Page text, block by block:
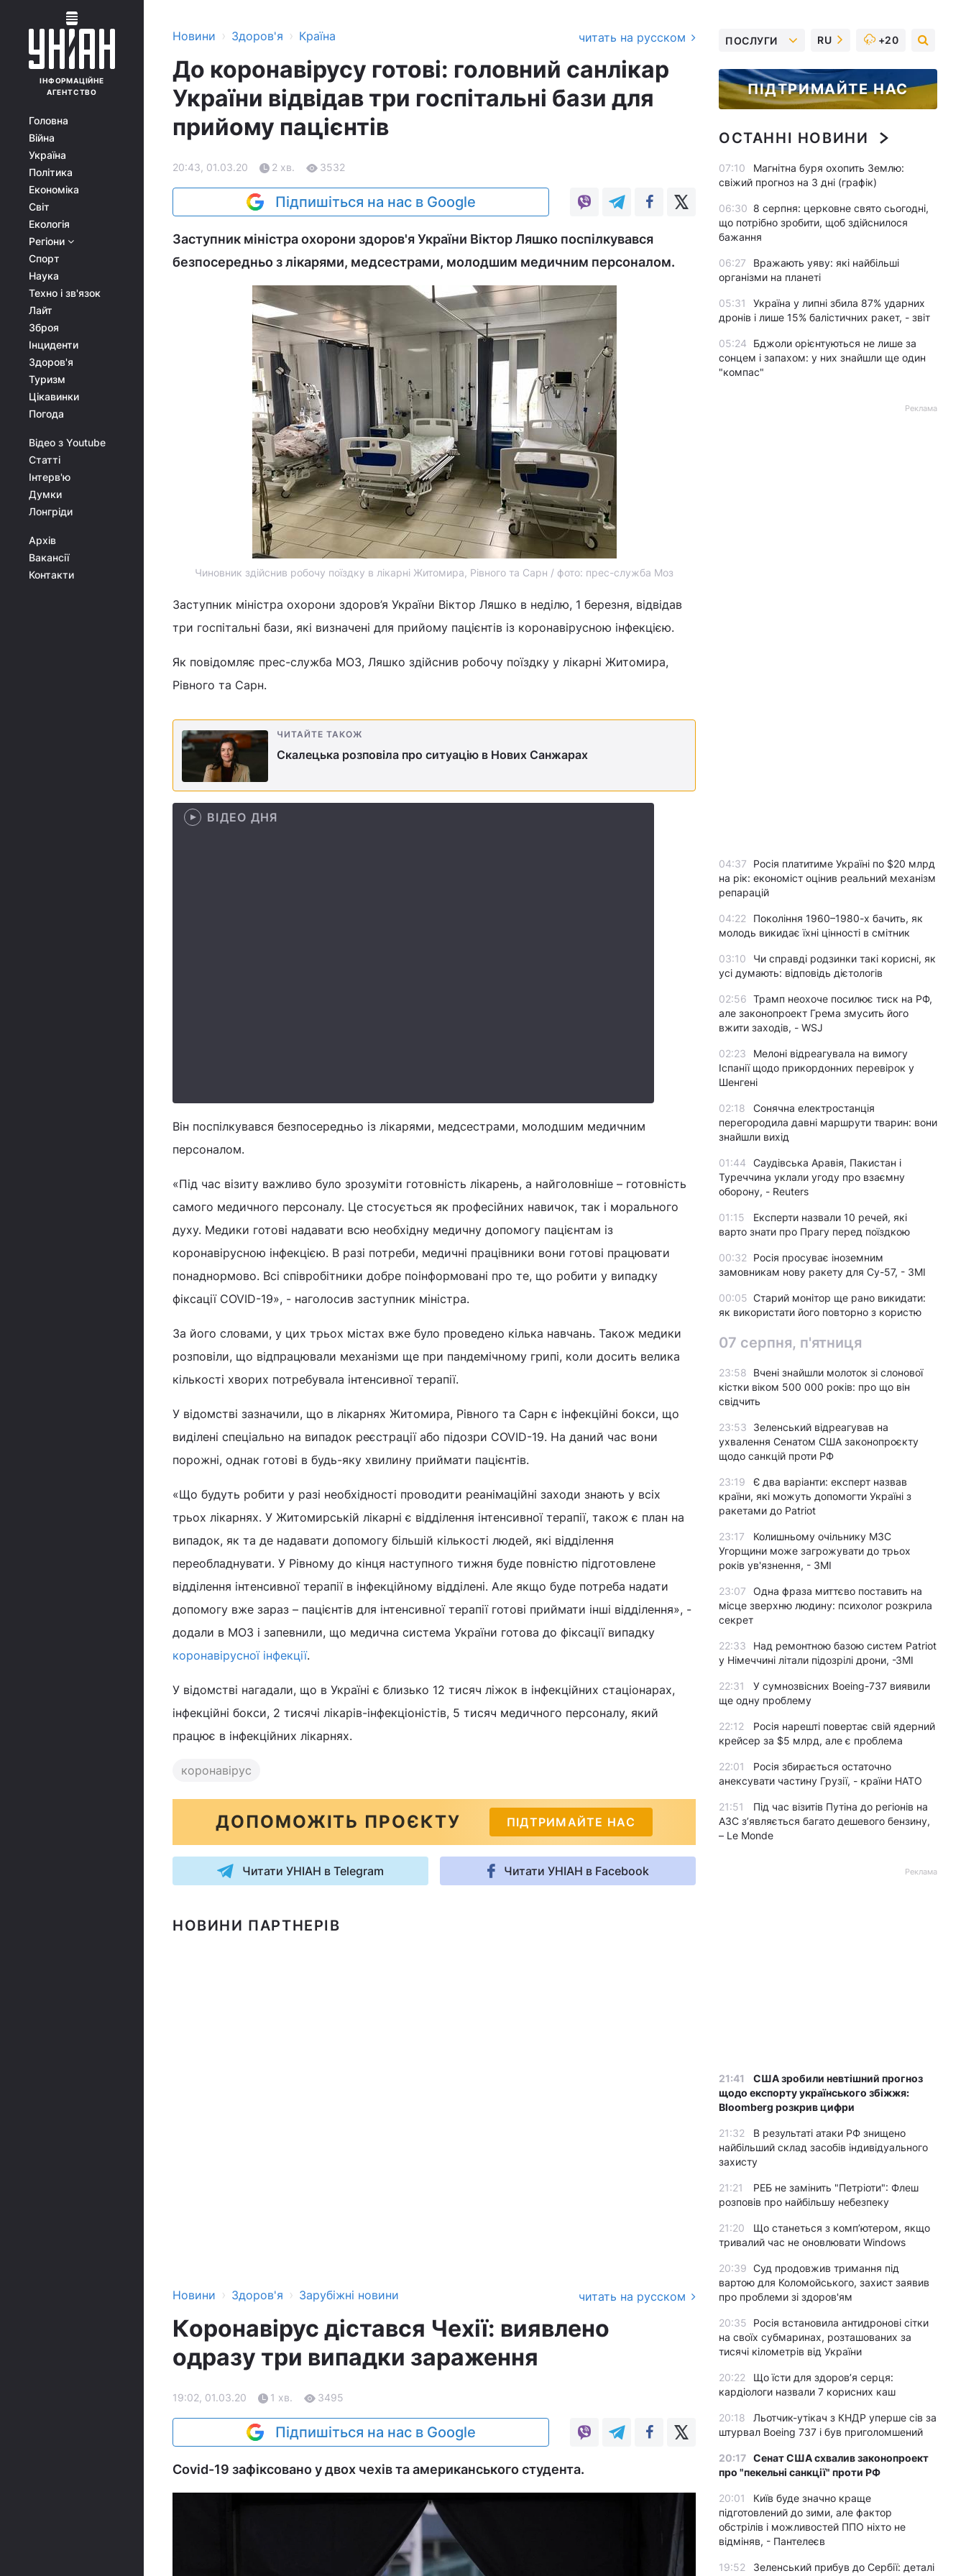
ІНФОРМАЦІЙНЕ
АГЕНТСТВО
Головна
Війна
Україна
Політика
Економіка
Світ
Екологія
Регіони
Спорт
Наука
Техно і зв'язок
Лайт
Зброя
Інциденти
Здоров'я
Туризм
Цікавинки
Погода
Відео з Youtube
Статті
Інтерв'ю
Думки
Лонгріди
Архів
Вакансії
Контакти
Новини › Здоров'я › Країна читать на русском
До коронавірусу готові: головний санлікар
України відвідав три госпітальні бази для
прийому пацієнтів
20:43, 01.03.20 2 хв. 3532
Підпишіться на нас в Google
Заступник міністра охорони здоров'я України Віктор Ляшко поспілкувався
безпосередньо з лікарями, медсестрами, молодшим медичним персоналом.
Чиновник здійснив робочу поїздку в лікарні Житомира, Рівного та Сарн / фото: прес-служба Моз
Заступник міністра охорони здоров’я України Віктор Ляшко в неділю, 1 березня, відвідав
три госпітальні бази, які визначені для прийому пацієнтів із коронавірусною інфекцією.
Як повідомляє прес-служба МОЗ, Ляшко здійснив робочу поїздку у лікарні Житомира,
Рівного та Сарн.
ЧИТАЙТЕ ТАКОЖ
Скалецька розповіла про ситуацію в Нових Санжарах
ВІДЕО ДНЯ
Він поспілкувався безпосередньо із лікарями, медсестрами, молодшим медичним
персоналом.
«Під час візиту важливо було зрозуміти готовність лікарень, а найголовніше – готовність
самого медичного персоналу. Це стосується як професійних навичок, так і морального
духу. Медики готові надавати всю необхідну медичну допомогу пацієнтам із
коронавірусною інфекцією. В разі потреби, медичні працівники вони готові працювати
понаднормово. Всі співробітники добре поінформовані про те, що робити у випадку
фіксації COVID-19», - наголосив заступник міністра.
За його словами, у цих трьох містах вже було проведено кілька навчань. Також медики
розповіли, що відпрацювали механізми ще при пандемічному грипі, коли досить велика
кількості хворих потребувала інтенсивної терапії.
У відомстві зазначили, що в лікарнях Житомира, Рівного та Сарн є інфекційні бокси, що
виділені спеціально на випадок реєстрації або підозри COVID-19. На даний час вони
порожні, однак готові в будь-яку хвилину приймати пацієнтів.
«Що будуть робити у разі необхідності проводити реанімаційні заходи знають у всіх
трьох лікарнях. У Житомирській лікарні є відділення інтенсивної терапії, також є план на
випадок, як та де надавати допомогу більшій кількості людей, які відділення
переобладнувати. У Рівному до кінця наступного тижня буде повністю підготовлене
відділення інтенсивної терапії в інфекційному відділені. Але якщо буде потреба надати
допомогу вже зараз – пацієнтів для інтенсивної терапії готові приймати інші відділення», -
додали в МОЗ і запевнили, що медична система України готова до фіксації випадку
коронавірусної інфекції.
У відомстві нагадали, що в Україні є близько 12 тисяч ліжок в інфекційних стаціонарах,
інфекційні бокси, 2 тисячі лікарів-інфекціоністів, 5 тисяч медичного персоналу, який
працює в інфекційних лікарнях.
коронавірус
ДОПОМОЖІТЬ ПРОЄКТУ ПІДТРИМАЙТЕ НАС
Читати УНІАН в Telegram Читати УНІАН в Facebook
НОВИНИ ПАРТНЕРІВ
Новини › Здоров'я › Зарубіжні новини читать на русском
Коронавірус дістався Чехії: виявлено
одразу три випадки зараження
19:02, 01.03.20 1 хв. 3495
Підпишіться на нас в Google
Covid-19 зафіксовано у двох чехів та американського студента.
ПОСЛУГИ RU +20
ПІДТРИМАЙТЕ НАС
ОСТАННІ НОВИНИ
07:10
Магнітна буря охопить Землю:
свіжий прогноз на 3 дні (графік)
06:30 8 серпня: церковне свято сьогодні,
що потрібно зробити, щоб здійснилося
бажання
06:27
Вражають уяву: які найбільші
організми на планеті
05:31
Україна у липні збила 87% ударних
дронів і лише 15% балістичних ракет, - звіт
05:24
Бджоли орієнтуються не лише за
сонцем і запахом: у них знайшли ще один
"компас"
Реклама
04:37
Росія платитиме Україні по $20 млрд
на рік: економіст оцінив реальний механізм
репарацій
04:22
Покоління 1960–1980-х бачить, як
молодь викидає їхні цінності в смітник
03:10
Чи справді родзинки такі корисні, як
усі думають: відповідь дієтологів
02:56 Трамп неохоче посилює тиск на РФ,
але законопроект Грема змусить його
вжити заходів, - WSJ
02:23
Мелоні відреагувала на вимогу
Іспанії щодо прикордонних перевірок у
Шенгені
02:18
Сонячна електростанція
перегородила давні маршрути тварин: вони
знайшли вихід
01:44
Саудівська Аравія, Пакистан і
Туреччина уклали угоду про взаємну
оборону, - Reuters
01:15
Експерти назвали 10 речей, які
варто знати про Прагу перед поїздкою
00:32
Росія просуває іноземним
замовникам нову ракету для Су-57, - ЗМІ
00:05 Старий монітор ще рано викидати:
як використати його повторно з користю
07 серпня, п'ятниця
23:58
Вчені знайшли молоток зі слонової
кістки віком 500 000 років: про що він
свідчить
23:53
Зеленський відреагував на
ухвалення Сенатом США законопроєкту
щодо санкцій проти РФ
23:19
Є два варіанти: експерт назвав
країни, які можуть допомогти Україні з
ракетами до Patriot
23:17
Колишньому очільнику МЗС
Угорщини може загрожувати до трьох
років ув'язнення, - ЗМІ
23:07
Одна фраза миттєво поставить на
місце зверхню людину: психолог розкрила
секрет
22:33
Над ремонтною базою систем Patriot
у Німеччині літали підозрілі дрони, -ЗМІ
22:31
У сумнозвісних Boeing-737 виявили
ще одну проблему
22:12
Росія нарешті повертає свій ядерний
крейсер за $5 млрд, але є проблема
22:01
Росія збирається остаточно
анексувати частину Грузії, - країни НАТО
21:51
Під час візитів Путіна до регіонів на
АЗС з’являється багато дешевого бензину,
– Le Monde
Реклама
21:41
США зробили невтішний прогноз
щодо експорту українського збіжжя:
Bloomberg розкрив цифри
21:32
В результаті атаки РФ знищено
найбільший склад засобів індивідуального
захисту
21:21
РЕБ не замінить "Петріоти": Флеш
розповів про найбільшу небезпеку
21:20
Що станеться з комп’ютером, якщо
тривалий час не оновлювати Windows
20:39 Суд продовжив тримання під
вартою для Коломойського, захист заявив
про проблеми зі здоров'ям
20:35
Росія встановила антидронові сітки
на своїх субмаринах, розташованих за
тисячі кілометрів від України
20:22
Що їсти для здоров’я серця:
кардіологи назвали 7 корисних каш
20:18
Льотчик-утікач з КНДР уперше сів за
штурвал Boeing 737 і був приголомшений
20:17 Сенат США схвалив законопроект
про "пекельні санкції" проти РФ
20:01
Київ буде значно краще
підготовлений до зими, але фактор
обстрілів і можливостей ППО ніхто не
відміняв, - Пантелеєв
19:52
Зеленський прибув до Сербії: деталі